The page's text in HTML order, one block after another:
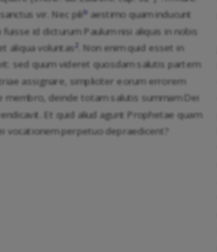
vir. Nec pilib aestimo quam inducunt
id dicturum Paulum nisi aliquis in nobis
aliqua voluntas2
. Non enim quid esset in
sed quum videret quosdam salutis partem
assignare, simpliciter eorum errorem
membro, deinde totam salutis summam Dei
Et quid aliud agunt Prophetae quam
vocationem perpetuo depraedicent?